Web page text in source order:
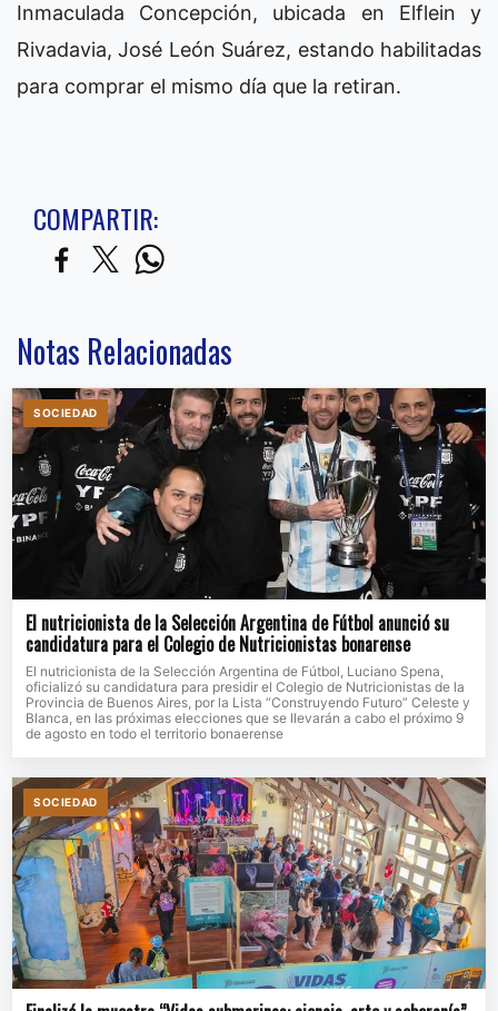
Inmaculada Concepción, ubicada en Elflein y
Rivadavia, José León Suárez, estando habilitadas
para comprar el mismo día que la retiran.
COMPARTIR:
Notas Relacionadas
SOCIEDAD
El nutricionista de la Selección Argentina de Fútbol anunció su
candidatura para el Colegio de Nutricionistas bonarense
El nutricionista de la Selección Argentina de Fútbol, Luciano Spena,
oficializó su candidatura para presidir el Colegio de Nutricionistas de la
Provincia de Buenos Aires, por la Lista “Construyendo Futuro” Celeste y
Blanca, en las próximas elecciones que se llevarán a cabo el próximo 9
de agosto en todo el territorio bonaerense
SOCIEDAD